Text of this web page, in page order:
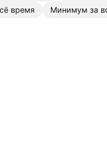
время Минимум за